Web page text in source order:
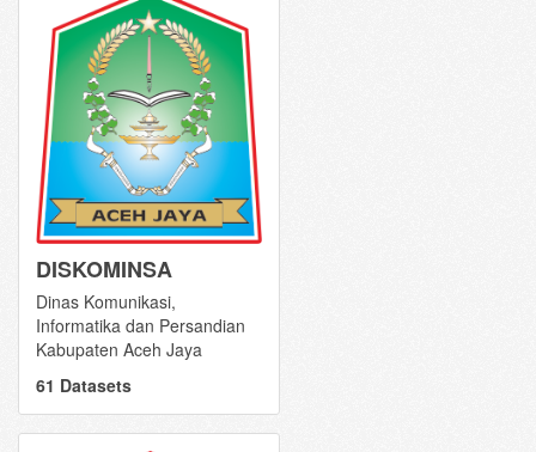
DISKOMINSA
Dinas Komunikasi,
Informatika dan Persandian
Kabupaten Aceh Jaya
61 Datasets